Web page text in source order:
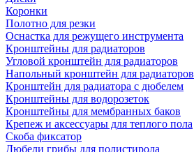
Коронки
Полотно для резки
Оснастка для режущего инструмента
Кронштейны для радиаторов
Угловой кронштейн для радиаторов
Напольный кронштейн для радиаторов
Кронштейн для радиатора с дюбелем
Кронштейны для водорозеток
Кронштейны для мембранных баков
Крепеж и аксессуары для теплого пола
Скоба фиксатор
Дюбели грибы для полистирола